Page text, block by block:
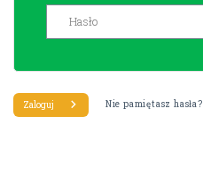
Zaloguj Nie pamiętasz hasła?